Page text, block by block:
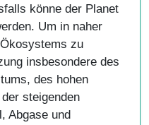
könne der Planet
Um in naher
zu
insbesondere des
des hohen
steigenden
Abgase und